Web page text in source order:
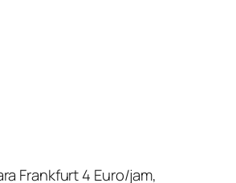
Frankfurt 4 Euro/jam,